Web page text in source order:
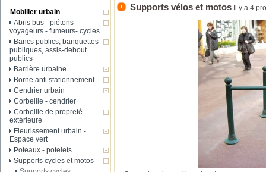
Mobilier urbain
Abris bus - piétons -
voyageurs - fumeurs- cycles
Bancs publics, banquettes
publiques, assis-debout
publics
Barrière urbaine
Borne anti stationnement
Cendrier urbain
Corbeille - cendrier
Corbeille de propreté
extérieure
Fleurissement urbain -
Espace vert
Poteaux - potelets
Supports cycles et motos
Supports vélos et motos Il y a 4